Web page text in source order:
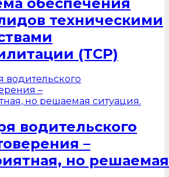
техническими
(ТСР)
водительского
–
но